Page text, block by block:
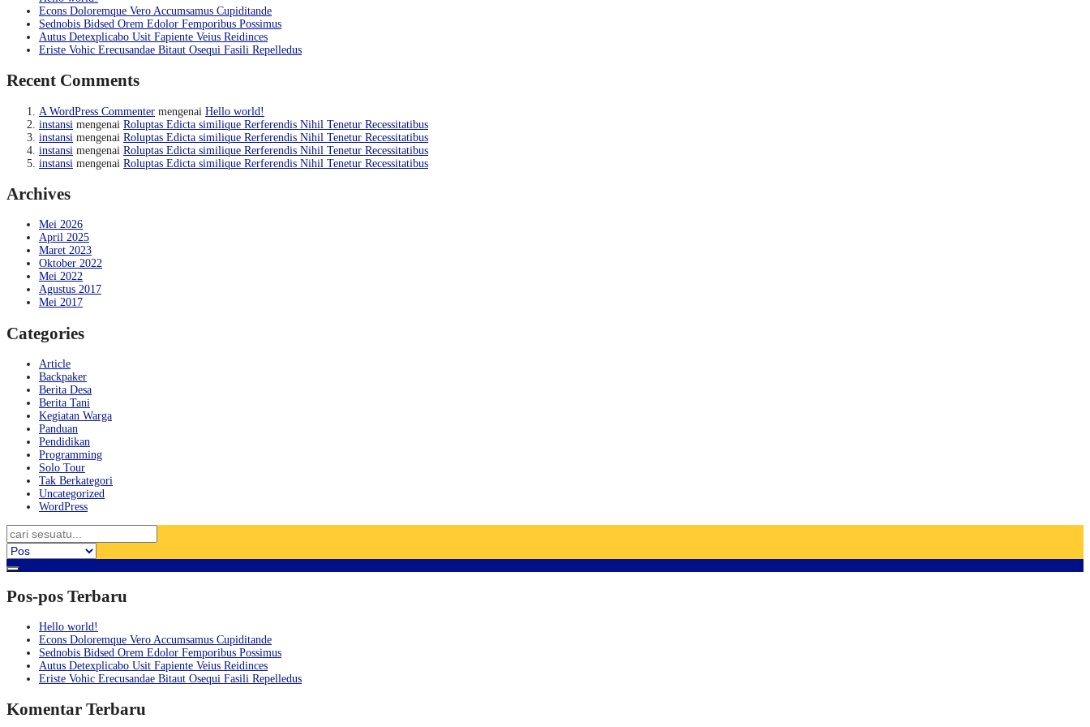
Econs Doloremque Vero Accumsamus Cupiditande
Sednobis Bidsed Orem Edolor Femporibus Possimus
Autus Detexplicabo Usit Fapiente Veius Reidinces
Eriste Vohic Erecusandae Bitaut Osequi Fasili Repelledus
Recent Comments
A WordPress Commenter mengenai Hello world!
instansi mengenai Roluptas Edicta similique Rerferendis Nihil Tenetur Recessitatibus
instansi mengenai Roluptas Edicta similique Rerferendis Nihil Tenetur Recessitatibus
instansi mengenai Roluptas Edicta similique Rerferendis Nihil Tenetur Recessitatibus
instansi mengenai Roluptas Edicta similique Rerferendis Nihil Tenetur Recessitatibus
Archives
Mei 2026
April 2025
Maret 2023
Oktober 2022
Mei 2022
Agustus 2017
Mei 2017
Categories
Article
Backpaker
Berita Desa
Berita Tani
Kegiatan Warga
Panduan
Pendidikan
Programming
Solo Tour
Tak Berkategori
Uncategorized
WordPress
Pos-pos Terbaru
Hello world!
Econs Doloremque Vero Accumsamus Cupiditande
Sednobis Bidsed Orem Edolor Femporibus Possimus
Autus Detexplicabo Usit Fapiente Veius Reidinces
Eriste Vohic Erecusandae Bitaut Osequi Fasili Repelledus
Komentar Terbaru